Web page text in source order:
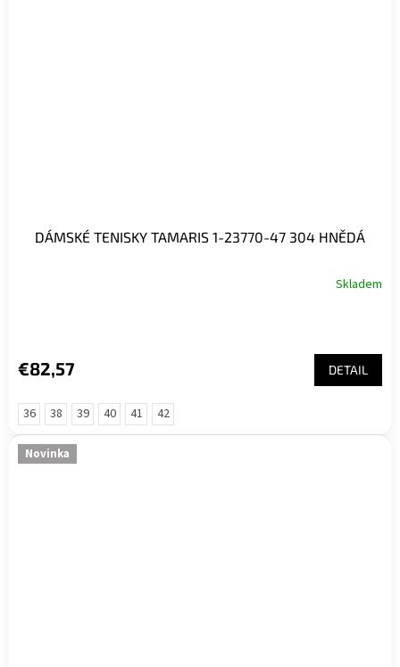
DÁMSKÉ TENISKY TAMARIS 1-23770-47 304 HNĚDÁ
Skladem
€82,57 DETAIL
36 38 39 40 41 42
Novinka